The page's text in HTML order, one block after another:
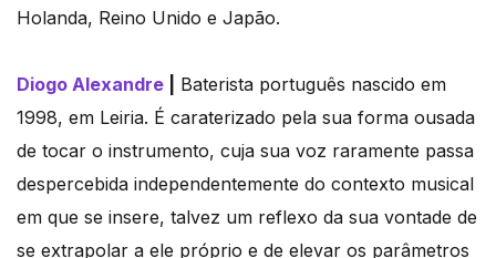
Holanda, Reino Unido e Japão.
Diogo Alexandre
Baterista português nascido em
1998, em Leiria. É caraterizado pela sua forma ousada
de tocar o instrumento, cuja sua voz raramente passa
despercebida independentemente do contexto musical
em que se insere, talvez um reflexo da sua vontade de
se extrapolar a ele próprio e de elevar os parâmetros